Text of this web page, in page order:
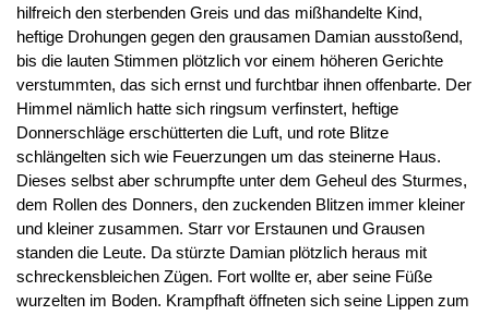
hilfreich den sterbenden Greis und das mißhandelte Kind,
heftige Drohungen gegen den grausamen Damian ausstoßend,
bis die lauten Stimmen plötzlich vor einem höheren Gerichte
verstummten, das sich ernst und furchtbar ihnen offenbarte. Der
Himmel nämlich hatte sich ringsum verfinstert, heftige
Donnerschläge erschütterten die Luft, und rote Blitze
schlängelten sich wie Feuerzungen um das steinerne Haus.
Dieses selbst aber schrumpfte unter dem Geheul des Sturmes,
dem Rollen des Donners, den zuckenden Blitzen immer kleiner
und kleiner zusammen. Starr vor Erstaunen und Grausen
standen die Leute. Da stürzte Damian plötzlich heraus mit
schreckensbleichen Zügen. Fort wollte er, aber seine Füße
wurzelten im Boden. Krampfhaft öffneten sich seine Lippen zum